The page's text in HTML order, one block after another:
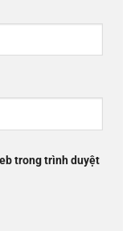
trong trình duyệt